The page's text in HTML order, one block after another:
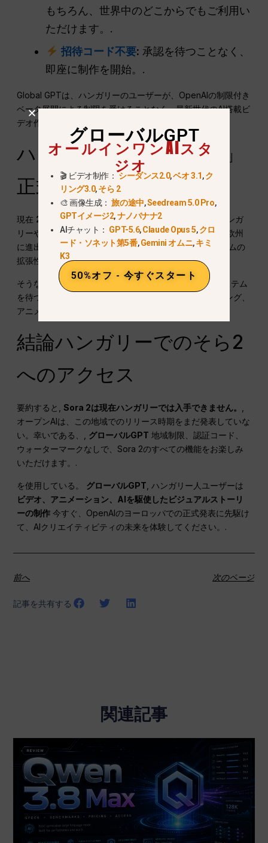
もちろん、世界中のどこからでもご利用い
ただけます。.
招待コード不要: 承認を待つことなく、
即座に制作を開始。.
Global GPTは、ハンガリーのユーザーが、OpenAIの制限付き
ベータ展開による制限を受けることなく、最新世代のAI搭載ビ
デオ作成ツールを体験できることを保証します。.
ハンガリーでの「そら2」
正式発売はいつ？
現在 2025年10月 , オープンAIは正式な発売日は未定
ハンガ
リーや他の欧州連合諸国では、Sora 2のために。同社は欧州
に進出する前に、EUデータ法への準拠とプラットフォームの
拡張性に重点を置いているようだ。.
そうなるまではね、,グローバルGPT
OpenAIの招待システム
を待つことなく、AIによるビデオ制作、ストーリーテリング、
アニメーションを楽しむことができます。.
結論ハンガリーでのそら2
へのアクセス
要約すると,Sora 2は現在ハンガリーでは入手できません。
オープンAIは、この地域でのリリース時期をまだ発表していな
い。幸いである、, グローバルGPT 地域制限、認証コード、
ウォーターマークなしで、Sora 2のすべての機能をお楽しみ
いただけます。.
を使用している。 グローバルGPT , ハンガリー人ユーザーは
ビデオ、アニメーション、AIを駆使したビジュアルストーリ
ーの制作 今すぐ、OpenAIのヨーロッパでの正式発表に先駆け
て、AIクリエイティビティの未来を体験してください。.
前へ 次のページ
記事を共有する
関連記事
グローバルGPT
オールインワンAIスタ
ジオ
🎬 ビデオ制作：シーダンス2.0,ベオ 3.1,ク
リング3.0,そら 2
🎨 画像生成：旅の途中,Seedream 5.0 Pro,
GPTイメージ2,ナノバナナ2
AIチャット： GPT-5.6,Claude Opus 5,クロ
ード・ソネット第5番,Gemini オムニ,キミ
K3
50%オフ - 今すぐスタート